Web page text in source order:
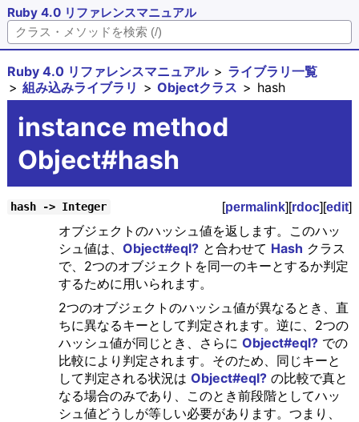
Ruby 4.0 リファレンスマニュアル
Ruby 4.0 リファレンスマニュアル
ライブラリ一覧
組み込みライブラリ
Objectクラス hash
instance method
Object#hash
hash -> Integer [permalink][rdoc][edit]
オブジェクトのハッシュ値を返します。このハッ
シュ値は、 Object#eql?と合わせて Hash クラス
で、2つのオブジェクトを同一のキーとするか判定
するために用いられます。
2つのオブジェクトのハッシュ値が異なるとき、直
ちに異なるキーとして判定されます。逆に、2つの
ハッシュ値が同じとき、さらに Object#eql?での
比較により判定されます。そのため、同じキーと
して判定される状況は Object#eql?の比較で真と
なる場合のみであり、このとき前段階としてハッ
シュ値どうしが等しい必要があります。つまり、